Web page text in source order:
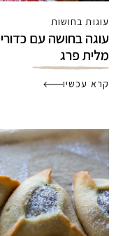
עוגות בחושות
עוגה בחושה עם כדורי
מלית פרג
קרא עכשיו